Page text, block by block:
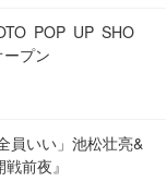
POP UP SHO
ープン
員いい」池松壮亮&
前夜』